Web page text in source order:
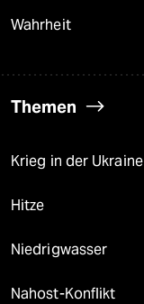
Wahrheit
Themen
Krieg in der Ukraine
Hitze
Niedrigwasser
Nahost-Konflikt